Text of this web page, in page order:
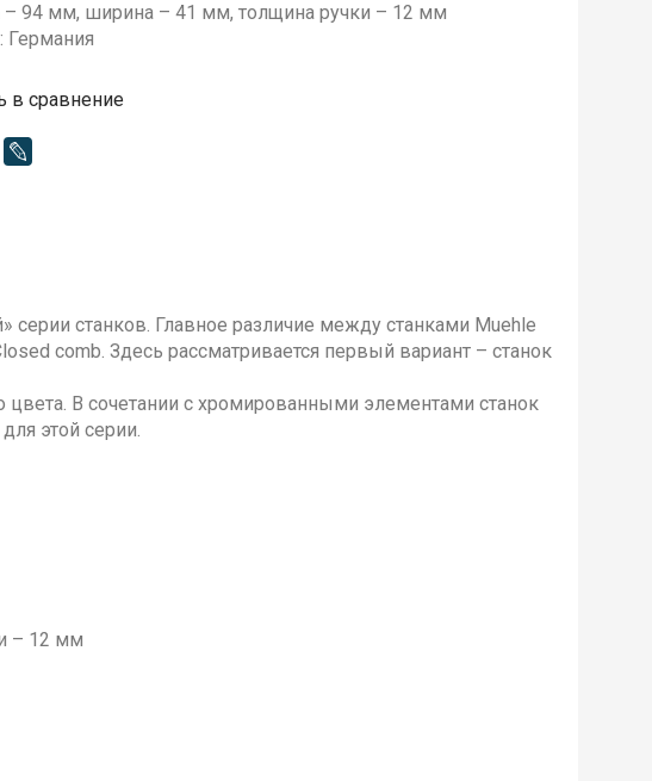
– 94 мм, ширина – 41 мм, толщина ручки – 12 мм
Германия
в сравнение
серии станков. Главное различие между станками Muehle
comb. Здесь рассматривается первый вариант – станок
В сочетании с хромированными элементами станок
этой серии.
– 12 мм